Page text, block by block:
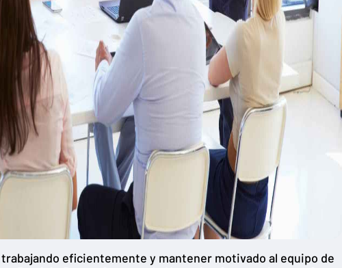
eficientemente y mantener motivado al equipo de